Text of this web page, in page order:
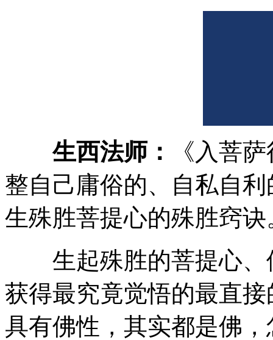
生西法师：
《入菩
整自己庸俗的、自私自
生殊胜菩提心的殊胜窍诀
生起殊胜的菩提心、
获得最究竟觉悟的最直
具有佛性，其实都是佛